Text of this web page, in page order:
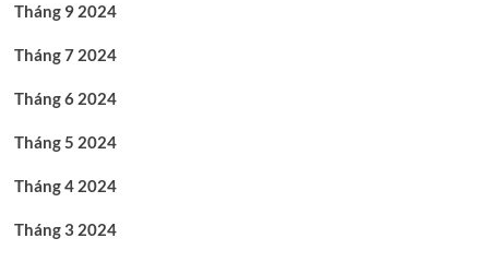
Tháng 9 2024
Tháng 7 2024
Tháng 6 2024
Tháng 5 2024
Tháng 4 2024
Tháng 3 2024